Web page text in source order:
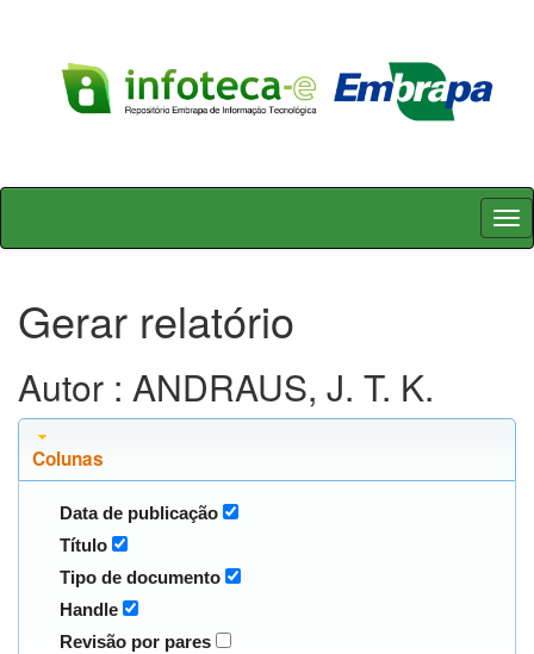
Skip
Gerar relatório
Autor : ANDRAUS, J. T. K.
Colunas
Data de publicação
Título
Tipo de documento
Handle
Revisão por pares